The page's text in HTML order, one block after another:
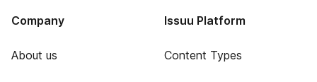
Company
About us
Issuu Platform
Content Types